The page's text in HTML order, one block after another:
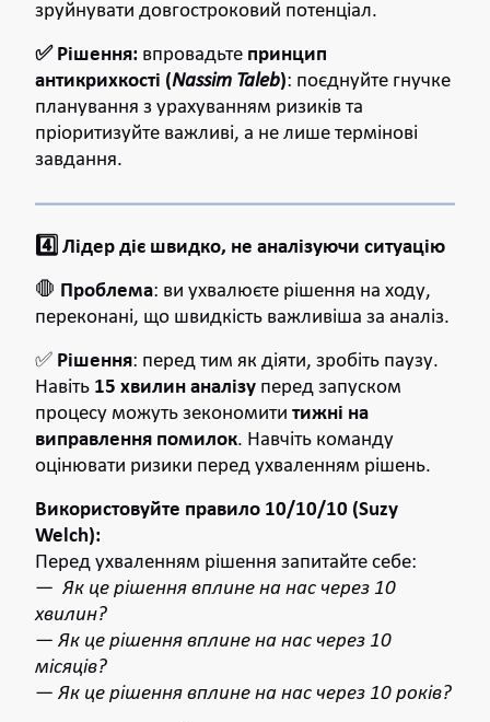
зруйнувати довгостроковий потенціал.
✅ Рішення: впровадьте принцип
антикрихкості (Nassim Taleb): поєднуйте гнучке
планування з урахуванням ризиків та
пріоритизуйте важливі, а не лише термінові
завдання.
4️⃣ Лідер діє швидко, не аналізуючи ситуацію
🛑 Проблема: ви ухвалюєте рішення на ходу,
переконані, що швидкість важливіша за аналіз.
✅ Рішення: перед тим як діяти, зробіть паузу.
Навіть 15 хвилин аналізу перед запуском
процесу можуть зекономити тижні на
виправлення помилок. Навчіть команду
оцінювати ризики перед ухваленням рішень.
Використовуйте правило 10/10/10 (Suzy
Welch):
Перед ухваленням рішення запитайте себе:
— Як це рішення вплине на нас через 10
хвилин?
— Як це рішення вплине на нас через 10
місяців?
— Як це рішення вплине на нас через 10 років?